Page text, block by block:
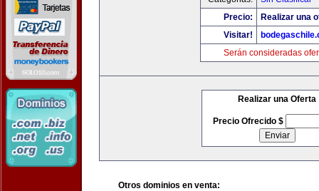
Precio:
Realizar una
Visitar!
Serán consideradas
Realizar una Oferta
Precio Ofrecido $
Otros dominios en venta: